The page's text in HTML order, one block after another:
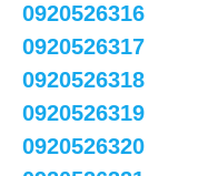
0920526316
0920526317
0920526318
0920526319
0920526320